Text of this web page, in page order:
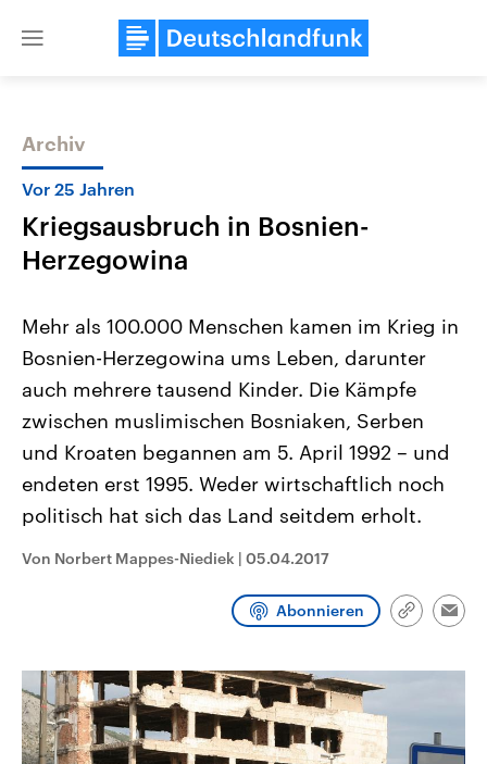
Close
Themen
Aktuelle Beiträge, Analysen und
Hintergründe
Wirtschaftlich und militärisch
gehören die Vereinigten Staaten zu
den mächtigsten Ländern der Erde,
mit großem Einfluss auf das
Nahostkonflikt
Aktuelle Lage und
Der Überfall der
Terrororganisation Hamas
Oktober 2023 auf Israel
Region wieder die Gewalt
Israel möchte die Hamas
Libanon vom Iran
Sendungen Programm Podcasts
Archiv
Vor 25 Jahren
Kriegsausbruch in Bosnien-
Herzegowina
Mehr als 100.000 Menschen kamen im Krieg in
Bosnien-Herzegowina ums Leben, darunter
auch mehrere tausend Kinder. Die Kämpfe
zwischen muslimischen Bosniaken, Serben
und Kroaten begannen am 5. April 1992 – und
endeten erst 1995. Weder wirtschaftlich noch
politisch hat sich das Land seitdem erholt.
Von Norbert Mappes-Niediek | 05.04.2017
Abonnieren
Link